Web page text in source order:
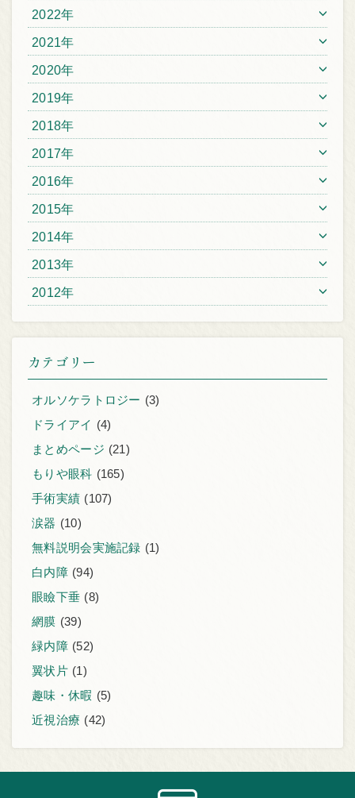
2022年
2021年
2020年
2019年
2018年
2017年
2016年
2015年
2014年
2013年
2012年
カテゴリー
オルソケラトロジー (3)
ドライアイ (4)
まとめページ (21)
もりや眼科 (165)
手術実績 (107)
涙器 (10)
無料説明会実施記録 (1)
白内障 (94)
眼瞼下垂 (8)
網膜 (39)
緑内障 (52)
翼状片 (1)
趣味・休暇 (5)
近視治療 (42)